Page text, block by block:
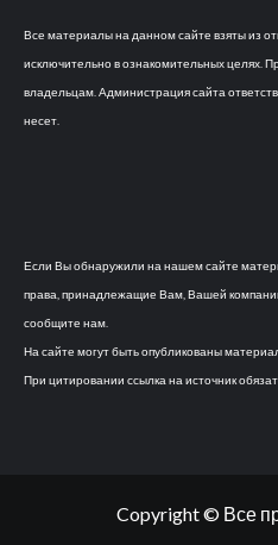
Все материалы на данном сайте взяты из
исключительно в ознакомительных целях.
владельцам. Администрация сайта
несет.
Если Вы обнаружили на нашем сайте
права, принадлежащие Вам, Вашей
сообщите нам.
На сайте могут быть опубликованы
При цитировании ссылка на источник
Copyright © Все